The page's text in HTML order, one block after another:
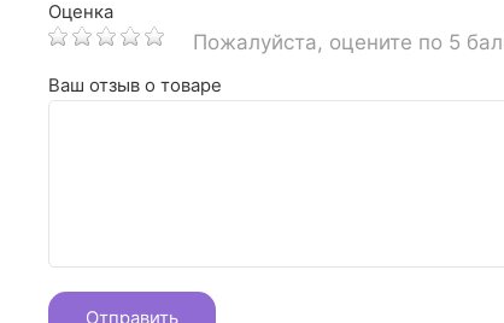
Оценка
Пожалуйста, оцените по 5
Ваш отзыв о товаре